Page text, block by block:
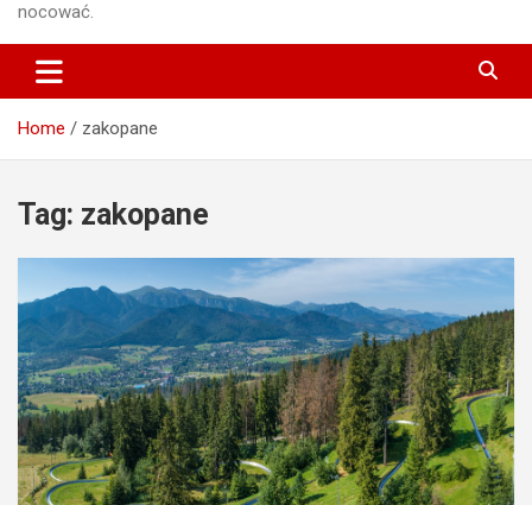
nocować.
Home zakopane
Tag: zakopane